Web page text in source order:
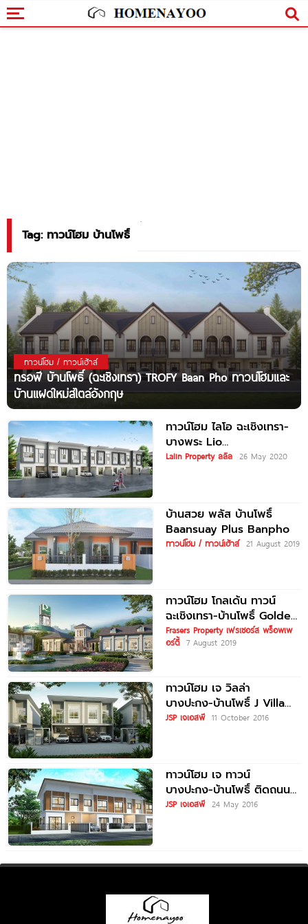
Tag: ทาวน์โฮม บ้านโพธิ์
ทาวน์โฮม / ทาวน์เฮ้าส์
ทรอฟี บ้านโพธิ์ (ฉะเชิงเทรา) TROFY Baan Pho ทาวน์โฮมและ
บ้านแฝดใหม่สไตล์อังกฤษ
ทาวน์โฮม ไลโอ ฉะเชิงเทรา-
บางพระ Lio
Chachoengsao-Bang
Lalin Property ลลิล 26 May 2020
บ้านสวย พลัส บ้านโพธิ์
Baansuay Plus Banpho
ทาวน์โฮม / ทาวน์เฮ้าส์ 21 August 2019
ทาวน์โฮม โกลเด้น ทาวน์
ฉะเชิงเทรา-บ้านโพธิ์ Golden
Town Chachoengsao-
Ban Pho
Frasers Property เฟรเซอร์ส พร็อพเพ
อร์ตี้ 7 August 2019
ทาวน์โฮม เจ วิลล่า
บางปะกง-บ้านโพธิ์ J Villa
Bang Pakong-Baan Poh
JSP เจเอสพี 11 October 2016
ทาวน์โฮม เจ ทาวน์
บางปะกง-บ้านโพธิ์ ติดถนน
ใหญ่ ใกล้นิคมฯฉะเชิงเทรา
JSP เจเอสพี 24 May 2016